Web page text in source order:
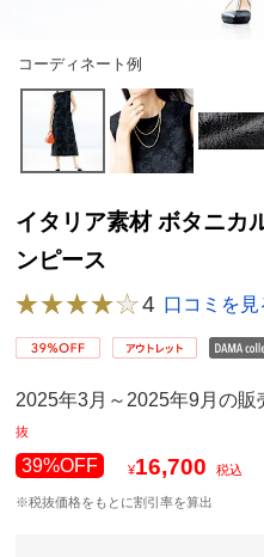
コーディネート例
イタリア素材 ボタニカ
ンピース
4 口コミを見
2025年3月～2025年9月の
抜
39%OFF ¥16,700 税込
※税抜価格をもとに割引率を算出